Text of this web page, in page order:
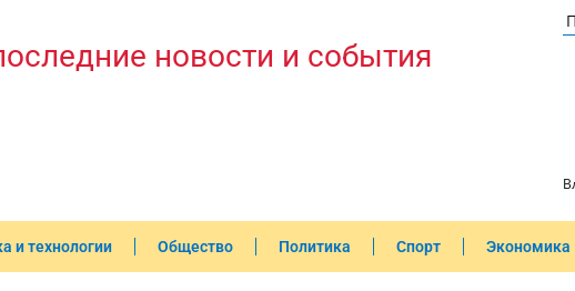
новости и события
и технологии Общество Политика Спорт Экономика